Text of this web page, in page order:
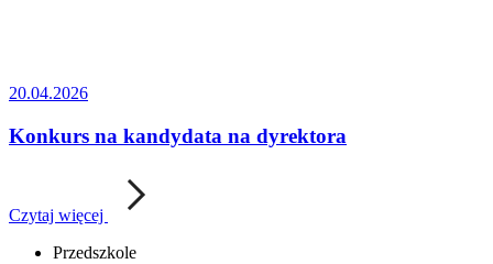
20.04.2026
Konkurs na kandydata na dyrektora
Czytaj więcej
Przedszkole